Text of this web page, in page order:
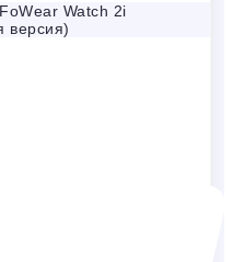
Watch 2i
версия)